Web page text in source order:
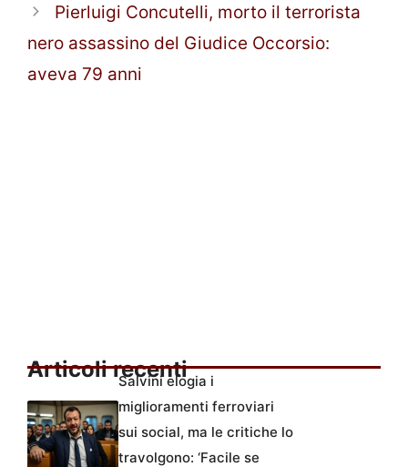
Pierluigi Concutelli, morto il terrorista
nero assassino del Giudice Occorsio:
aveva 79 anni
Articoli recenti
Salvini elogia i
miglioramenti ferroviari
sui social, ma le critiche lo
travolgono: ‘Facile se